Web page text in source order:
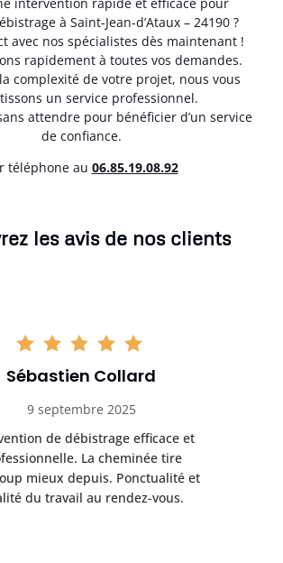
à Saint-Jean-d’Ataux – 24190 ?
avec nos spécialistes dès maintenant !
rapidement à toutes vos demandes.
complexité de votre projet, nous vous
un service professionnel.
attendre pour bénéficier d’un service
de confiance.
téléphone au 06.85.19.08.92
les avis de nos clients
Sébastien Collard
9 septembre 2025
de débistrage efficace et
La cheminée tire
mieux depuis. Ponctualité et
du travail au rendez-vous.